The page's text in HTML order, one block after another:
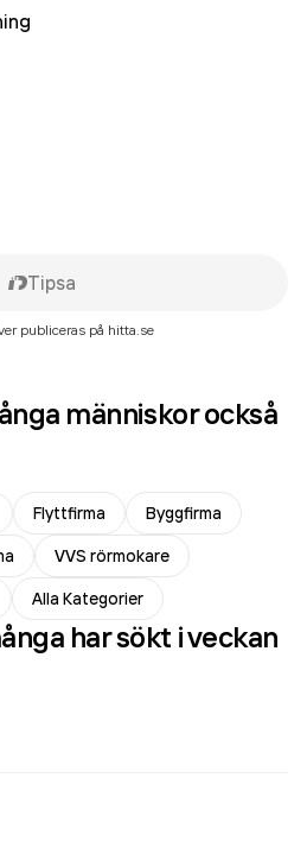
Tipsa
publiceras på hitta.se
människor också
Flyttfirma
Byggfirma
VVS rörmokare
Alla Kategorier
har sökt i veckan